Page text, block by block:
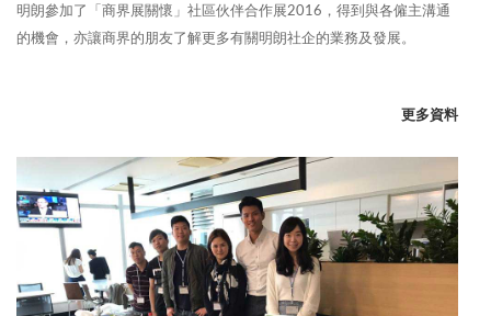
明朗參加了「商界展關懷」社區伙伴合作展2016，得到與各僱主溝通
的機會，亦讓商界的朋友了解更多有關明朗社企的業務及發展。
更多資料